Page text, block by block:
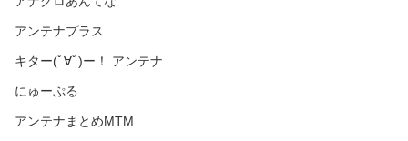
アンテナプラス
キター(ﾟ∀ﾟ)ー！ アンテナ
にゅーぷる
アンテナまとめMTM